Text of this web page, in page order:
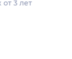
3 лет